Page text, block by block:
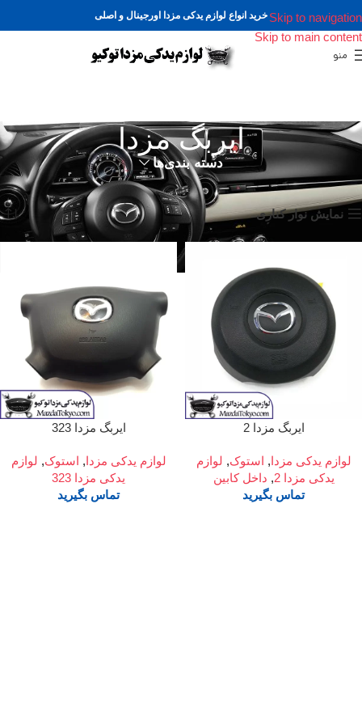
Skip to navigation
Skip to main content
خرید انواع لوازم یدکی مزدا اورجینال و اصلی
منو
ایربگ مزدا
دسته بندی‌ها
خانه محصولات برچسب خورده “ایربگ مزدا” Showing all 2 results
نمایش نوار کناری
ایربگ مزدا 2
لوازم یدکی مزدا, استوک, لوازم
یدکی مزدا 2 , داخل کابین
تماس بگیرید
ایربگ مزدا 323
لوازم یدکی مزدا, استوک, لوازم
یدکی مزدا 323
تماس بگیرید